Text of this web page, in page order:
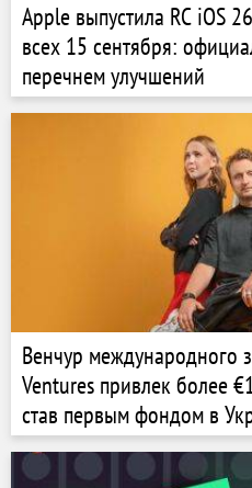
Apple выпустила RC iOS
всех 15 сентября:
перечнем улучшений
Венчур международного
Ventures привлек более
став первым фондом в
средства от этих